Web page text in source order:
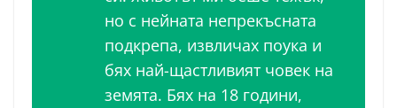
но с нейната непрекъсната
подкрепа, извличах поука и
бях най-щастливият човек на
земята. Бях на 18 години,